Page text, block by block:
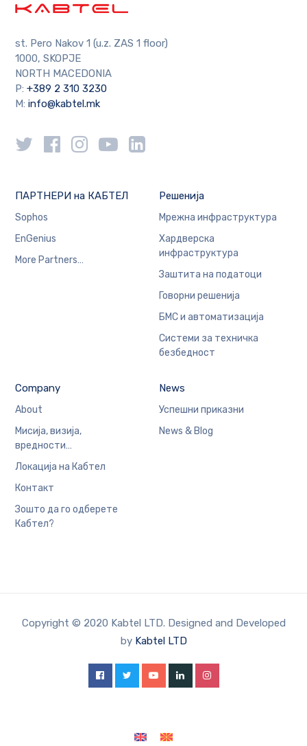
st. Pero Nakov 1 (u.z. ZAS 1 floor)
1000, SKOPJE
NORTH MACEDONIA
P: +389 2 310 3230
M:info@kabtel.mk
ПАРТНЕРИ на КАБТЕЛ
Sophos
EnGenius
More Partners…
Решенија
Мрежна инфраструктура
Хардверска
инфраструктура
Заштита на податоци
Говорни решенија
БМС и автоматизација
Системи за техничка
безбедност
Company
About
Мисија, визија,
вредности…
Локација на Кабтел
Контакт
Зошто да го одберете
Кабтел?
News
Успешни приказни
News & Blog
Copyright © 2020 Kabtel LTD. Designed and Developed
by Kabtel LTD